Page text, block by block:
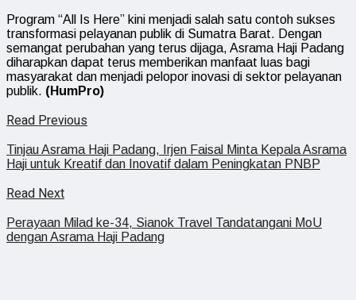
Program “All Is Here” kini menjadi salah satu contoh sukses
transformasi pelayanan publik di Sumatra Barat. Dengan
semangat perubahan yang terus dijaga, Asrama Haji Padang
diharapkan dapat terus memberikan manfaat luas bagi
masyarakat dan menjadi pelopor inovasi di sektor pelayanan
publik. (HumPro)
Read Previous
Tinjau Asrama Haji Padang, Irjen Faisal Minta Kepala Asrama
Haji untuk Kreatif dan Inovatif dalam Peningkatan PNBP
Read Next
Perayaan Milad ke-34, Sianok Travel Tandatangani MoU
dengan Asrama Haji Padang